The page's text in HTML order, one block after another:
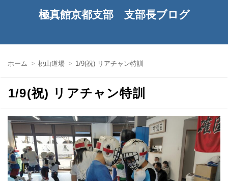
極真館京都支部 支部長ブログ
ホーム 桃山道場 1/9(祝) リアチャン特訓
1/9(祝) リアチャン特訓